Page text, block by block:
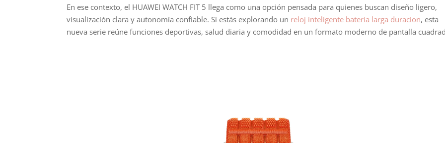
En ese contexto, el HUAWEI WATCH FIT 5 llega como una opción pensada para quienes buscan diseño ligero,
visualización clara y autonomía confiable. Si estás explorando un reloj inteligente bateria larga duracion, esta
nueva serie reúne funciones deportivas, salud diaria y comodidad en un formato moderno de pantalla